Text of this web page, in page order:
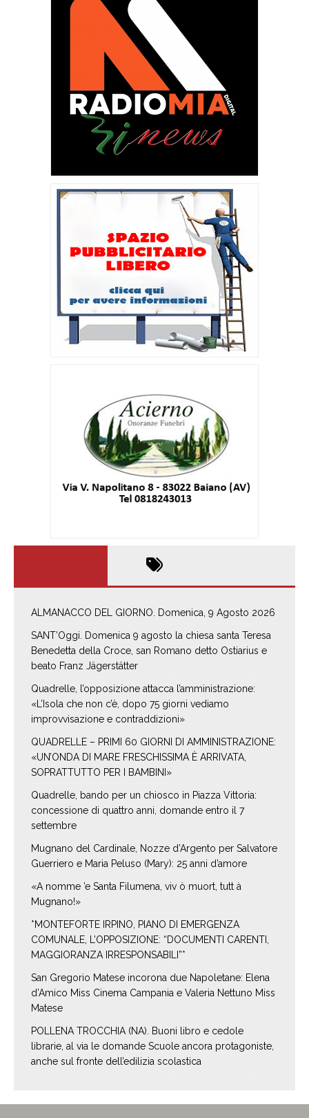
ALMANACCO DEL GIORNO. Domenica, 9 Agosto 2026
SANT’Oggi. Domenica 9 agosto la chiesa santa Teresa
Benedetta della Croce, san Romano detto Ostiarius e
beato Franz Jägerstätter
Quadrelle, l’opposizione attacca l’amministrazione:
«L’Isola che non c’è, dopo 75 giorni vediamo
improvvisazione e contraddizioni»
QUADRELLE – PRIMI 60 GIORNI DI AMMINISTRAZIONE:
«UN’ONDA DI MARE FRESCHISSIMA È ARRIVATA,
SOPRATTUTTO PER I BAMBINI»
Quadrelle, bando per un chiosco in Piazza Vittoria:
concessione di quattro anni, domande entro il 7
settembre
Mugnano del Cardinale, Nozze d’Argento per Salvatore
Guerriero e Maria Peluso (Mary): 25 anni d’amore
«A nomme ’e Santa Filumena, viv ò muort, tutt à
Mugnano!»
*MONTEFORTE IRPINO, PIANO DI EMERGENZA
COMUNALE, L’OPPOSIZIONE: “DOCUMENTI CARENTI,
MAGGIORANZA IRRESPONSABILI”*
San Gregorio Matese incorona due Napoletane: Elena
d’Amico Miss Cinema Campania e Valeria Nettuno Miss
Matese
POLLENA TROCCHIA (NA). Buoni libro e cedole
librarie, al via le domande Scuole ancora protagoniste,
anche sul fronte dell’edilizia scolastica